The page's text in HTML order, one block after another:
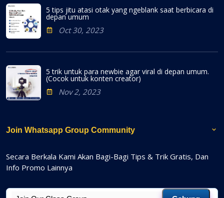
5 tips jitu atasi otak yang ngeblank saat berbicara di
depan umum
Oct 30, 2023
5 trik untuk para newbie agar viral di depan umum.
(Cocok untuk konten creator)
Nov 2, 2023
Join Whatsapp Group Community
Secara Berkala Kami Akan Bagi-Bagi Tips & Trik Gratis, Dan
Info Promo Lainnya